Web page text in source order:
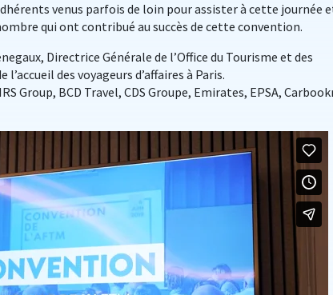
venus parfois de loin pour assister à cette journée
qui ont contribué au succès de cette convention.
Directrice Générale de l’Office du Tourisme et des
des voyageurs d’affaires à Paris.
Group, BCD Travel, CDS Groupe, Emirates, EPSA,